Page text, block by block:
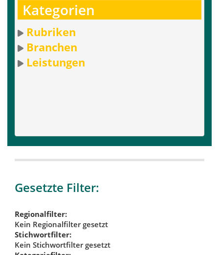
Kategorien
Rubriken
Branchen
Leistungen
Gesetzte Filter:
Regionalfilter:
Kein Regionalfilter gesetzt
Stichwortfilter:
Kein Stichwortfilter gesetzt